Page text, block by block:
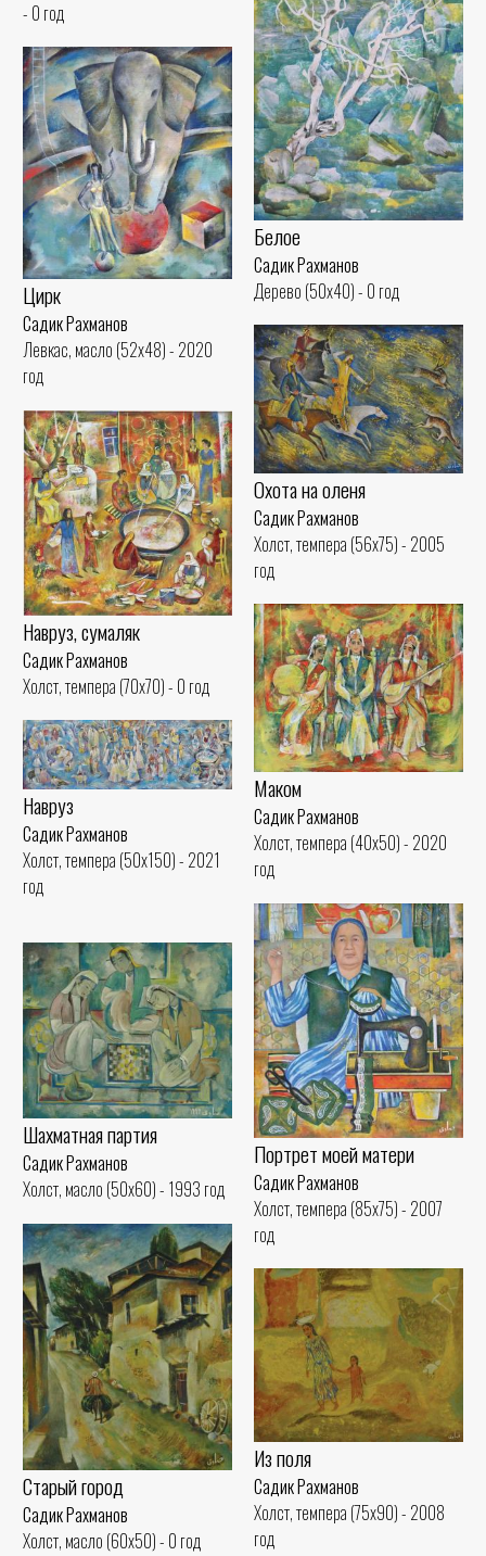
- 0 год
Белое
Садик Рахманов
Дерево (50x40) - 0 год
Цирк
Садик Рахманов
Левкас, масло (52x48) - 2020
год
Охота на оленя
Садик Рахманов
Холст, темпера (56x75) - 2005
год
Навруз, сумаляк
Садик Рахманов
Холст, темпера (70x70) - 0 год
Маком
Садик Рахманов
Холст, темпера (40x50) - 2020
год
Навруз
Садик Рахманов
Холст, темпера (50x150) - 2021
год
Портрет моей матери
Садик Рахманов
Холст, темпера (85x75) - 2007
год
Шахматная партия
Садик Рахманов
Холст, масло (50x60) - 1993 год
Старый город
Садик Рахманов
Холст, масло (60x50) - 0 год
Из поля
Садик Рахманов
Холст, темпера (75x90) - 2008
год